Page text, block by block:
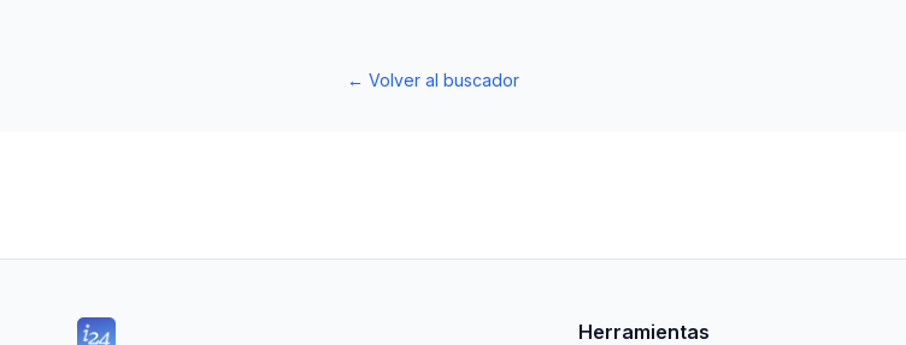
← Volver al buscador
Herramientas